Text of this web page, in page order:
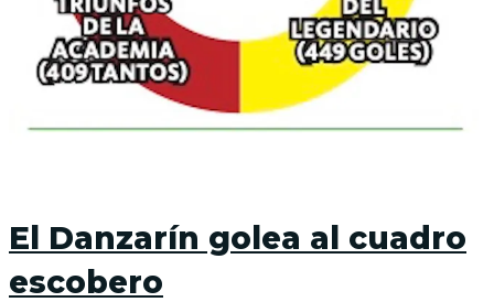
El Danzarín golea al cuadro
escobero